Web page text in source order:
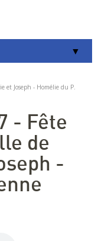
et Joseph - Homélie du P.
- Fête
de
-